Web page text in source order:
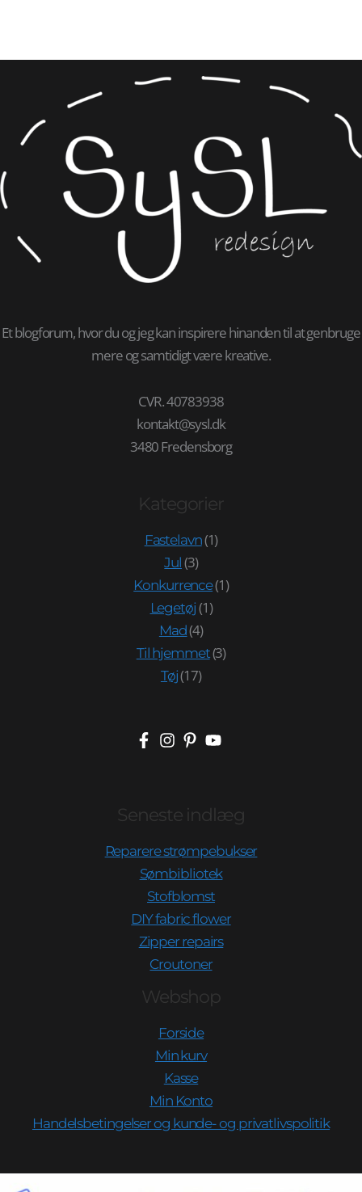
Et blogforum, hvor du og jeg kan inspirere hinanden til at genbruge
mere og samtidigt være kreative.
CVR. 40783938
kontakt@sysl.dk
3480 Fredensborg
Kategorier
Fastelavn(1)
Jul (3)
Konkurrence(1)
Legetøj (1)
Mad(4)
Til hjemmet(3)
Tøj(17)
Seneste indlæg
Reparere strømpebukser
Sømbibliotek
Stofblomst
DIY fabric flower
Zipper repairs
Croutoner
Webshop
Forside
Min kurv
Kasse
Min Konto
Handelsbetingelser og kunde- og privatlivspolitik